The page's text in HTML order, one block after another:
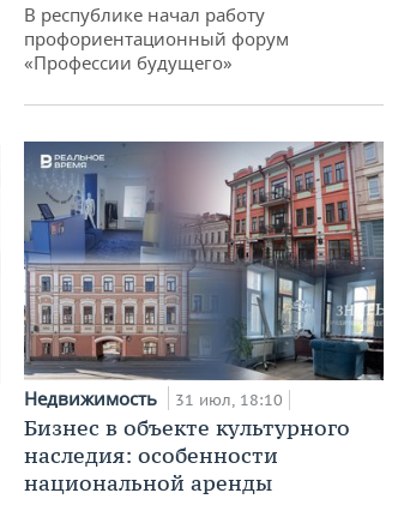
В республике начал работу
профориентационный форум
«Профессии будущего»
Недвижимость 31 июл, 18:10
Бизнес в объекте культурного
наследия: особенности
национальной аренды